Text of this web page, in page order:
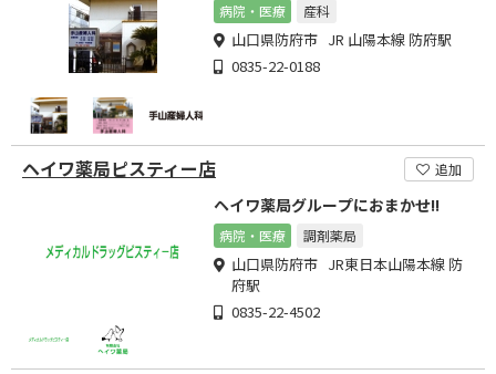
病院・医療 産科
山口県防府市 JR 山陽本線 防府駅
0835-22-0188
ヘイワ薬局ピスティー店 追加
ヘイワ薬局グループにおまかせ!!
病院・医療 調剤薬局
山口県防府市 JR東日本山陽本線 防
府駅
0835-22-4502